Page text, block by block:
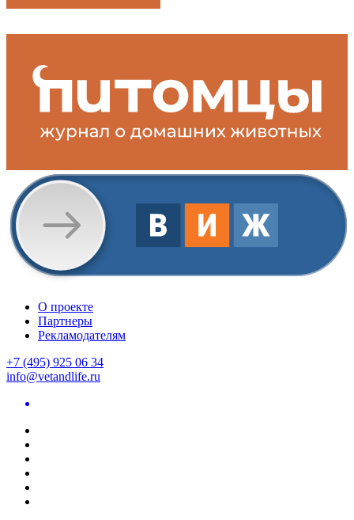
О проекте
Партнеры
Рекламодателям
+7 (495) 925 06 34
info@vetandlife.ru